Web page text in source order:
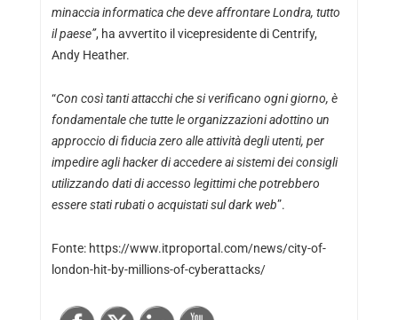
minaccia informatica che deve affrontare Londra, tutto
il paese”, ha avvertito il vicepresidente di Centrify,
Andy Heather.
“Con così tanti attacchi che si verificano ogni giorno, è
fondamentale che tutte le organizzazioni adottino un
approccio di fiducia zero alle attività degli utenti, per
impedire agli hacker di accedere ai sistemi dei consigli
utilizzando dati di accesso legittimi che potrebbero
essere stati rubati o acquistati sul dark web”.
Fonte: https://www.itproportal.com/news/city-of-
london-hit-by-millions-of-cyberattacks/